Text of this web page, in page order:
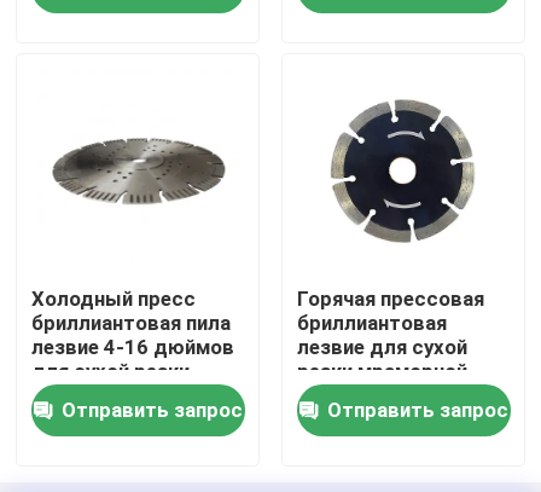
Кирпичный Drill Bit
алмазные пилы
кольцевая пила tct
Холодный пресс
бриллиантовая пила
лезвие 4-16 дюймов
для сухой резки
Отправить запрос
Горячая прессовая
бриллиантовая
лезвие для сухой
резки мраморной
плитки фарфора
Отправить запрос